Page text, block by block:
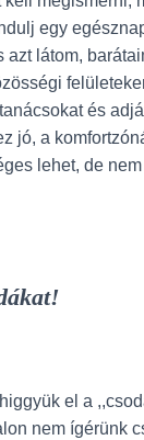
egy
azt látom,
és
jó, a
lehet, de
el a
nem ígérünk